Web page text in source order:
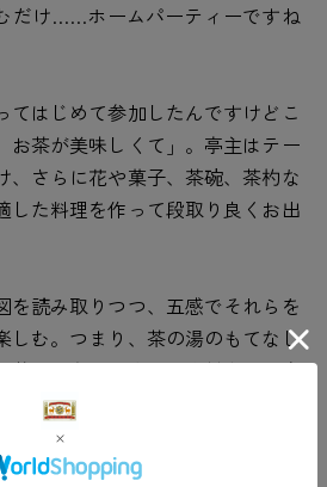
だけ……ホームパーティーですね
てはじめて参加したんですけどこ
お茶が美味しくて」。亭主はテー
、さらに花や菓子、茶碗、茶杓な
した料理を作って段取り良くお出
を読み取りつつ、五感でそれらを
しむ。つまり、茶の湯のもてなし
茶事であり、今では梅村さんが亭
りません。
ているのは茶懐石料理を作るこ